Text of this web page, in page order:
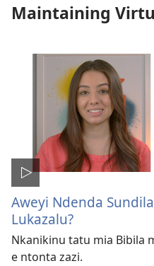
Maintaining
Aweyi Ndenda
Lukazalu?
Nkanikinu tatu mia Bibila
e ntonta zazi.